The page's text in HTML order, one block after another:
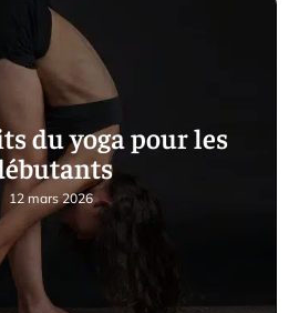
du yoga pour les
12 mars 2026